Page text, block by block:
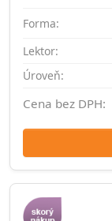
Forma:
Lektor:
Úroveň:
Cena bez DPH: